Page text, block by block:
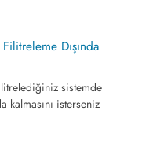
Dışında
sistemde
kalmasını isterseniz